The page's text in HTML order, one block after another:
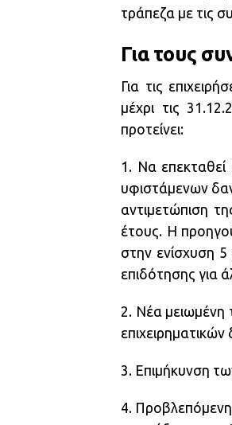
τράπεζα με τις
Για τους
Για τις
μέχρι τις
προτείνει:
1. Να
υφιστάμενων
αντιμετώπιση
έτους. Η
στην ενίσχυση
επιδότησης για
2. Νέα μειωμένη
3. Επιμήκυνση
4. Προβλεπόμενη